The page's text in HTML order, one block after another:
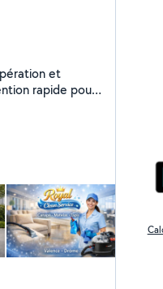
et
rapide pour